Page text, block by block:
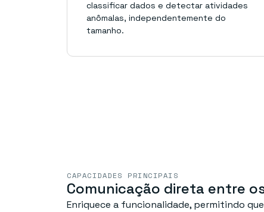
classificar dados e detectar atividades
anômalas, independentemente do
tamanho.
CAPACIDADES PRINCIPAIS
Comunicação direta entre
Enriquece a funcionalidade, permitindo